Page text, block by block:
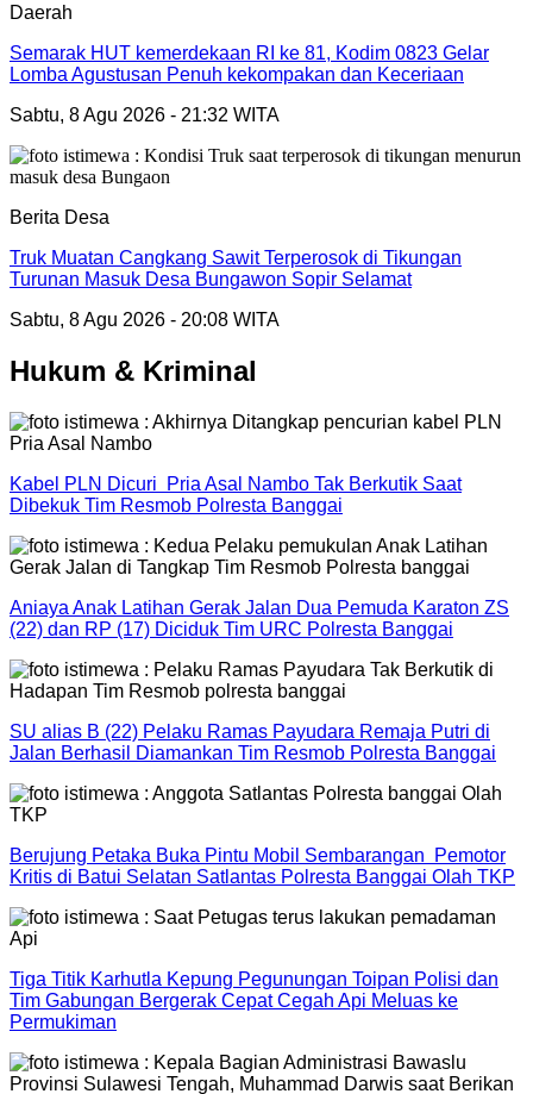
Daerah
Semarak HUT kemerdekaan RI ke 81, Kodim 0823 Gelar
Lomba Agustusan Penuh kekompakan dan Keceriaan
Sabtu, 8 Agu 2026 - 21:32 WITA
Berita Desa
Truk Muatan Cangkang Sawit Terperosok di Tikungan
Turunan Masuk Desa Bungawon Sopir Selamat
Sabtu, 8 Agu 2026 - 20:08 WITA
Hukum & Kriminal
Kabel PLN Dicuri Pria Asal Nambo Tak Berkutik Saat
Dibekuk Tim Resmob Polresta Banggai
Aniaya Anak Latihan Gerak Jalan Dua Pemuda Karaton ZS
(22) dan RP (17) Diciduk Tim URC Polresta Banggai
SU alias B (22) Pelaku Ramas Payudara Remaja Putri di
Jalan Berhasil Diamankan Tim Resmob Polresta Banggai
Berujung Petaka Buka Pintu Mobil Sembarangan Pemotor
Kritis di Batui Selatan Satlantas Polresta Banggai Olah TKP
Tiga Titik Karhutla Kepung Pegunungan Toipan Polisi dan
Tim Gabungan Bergerak Cepat Cegah Api Meluas ke
Permukiman